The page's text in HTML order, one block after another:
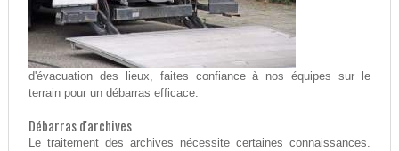
d'évacuation des lieux, faites confiance à nos équipes sur le
terrain pour un débarras efficace.
Débarras d'archives
Le traitement des archives nécessite certaines connaissances.